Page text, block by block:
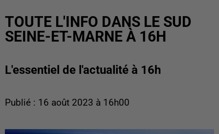
TOUTE L'INFO DANS LE SUD
SEINE-ET-MARNE À 16H
L'essentiel de l'actualité à 16h
Publié : 16 août 2023 à 16h00